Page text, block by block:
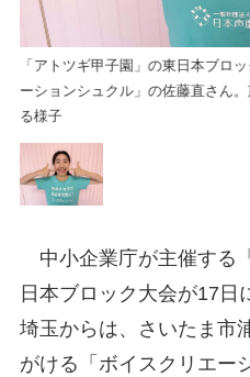
「アトツギ甲子園」の東日本ブロ
ーションシュクル」の佐藤直さん
る様子
中小企業庁が主催する
日本ブロック大会が17日
埼玉からは、さいたま市
がける「ボイスクリエー